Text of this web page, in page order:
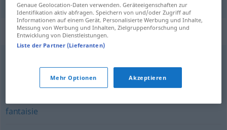
Synonyme für "bibelot"
ornement,parure,bagatelle,babiole,jouet
gadget,broutille frivolité,futilité
fantaisie
Genaue Geolocation-Daten verwenden. Geräteeigenschaften zur
Identifikation aktiv abfragen. Speichern von und/oder Zugriff auf
Informationen auf einem Gerät. Personalisierte Werbung und Inhalte,
Messung von Werbung und Inhalten, Zielgruppenforschung und
Entwicklung von Dienstleistungen.
Liste der Partner (Lieferanten)
Mehr Optionen Akzeptieren